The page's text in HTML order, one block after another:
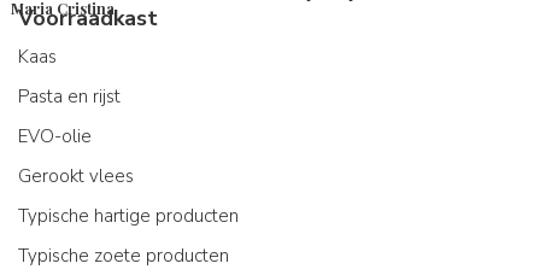
Maria Cristina
Voorraadkast
Kaas
Pasta en rijst
EVO-olie
Gerookt vlees
Typische hartige producten
Typische zoete producten